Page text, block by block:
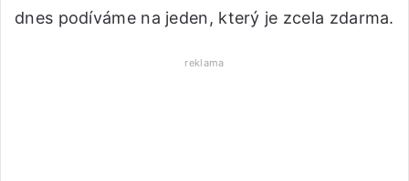
dnes podíváme na jeden, který je zcela zdarma.
reklama